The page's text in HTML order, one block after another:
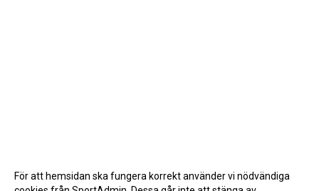
För att hemsidan ska fungera korrekt använder vi nödvändiga